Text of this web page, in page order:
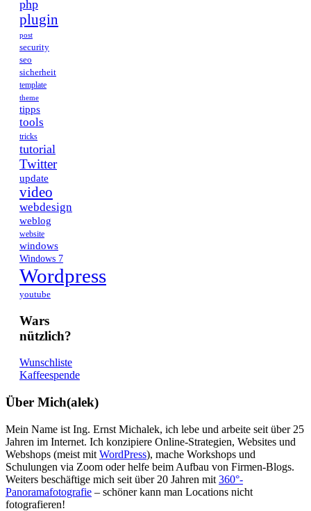
php
plugin
post
security
seo
sicherheit
template
theme
tipps
tools
tricks
tutorial
Twitter
update
video
webdesign
weblog
website
windows
Windows 7
Wordpress
youtube
Wars
nützlich?
Wunschliste
Kaffeespende
Über Mich(alek)
Mein Name ist Ing. Ernst Michalek, ich lebe und arbeite seit über 25
Jahren im Internet. Ich konzipiere Online-Strategien, Websites und
Webshops (meist mit WordPress), mache Workshops und
Schulungen via Zoom oder helfe beim Aufbau von Firmen-Blogs.
Weiters beschäftige mich seit über 20 Jahren mit 360°-
Panoramafotografie – schöner kann man Locations nicht
fotografieren!